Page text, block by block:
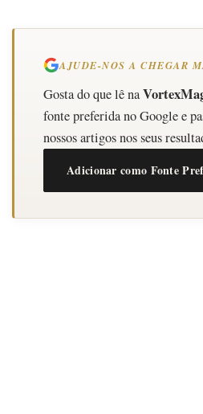
AJUDE-NOS A CHEGAR
Gosta do que lê na
fonte preferida no Google e
nossos artigos nos seus
Adicionar como Fonte